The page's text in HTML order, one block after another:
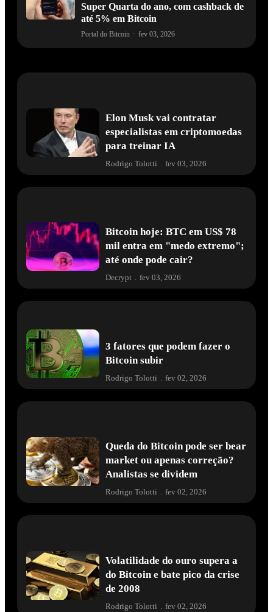
Super Quarta do ano, com cashback de
até 5% em Bitcoin
Portal do Bitcoin · fev 03, 2026
Elon Musk vai contratar
especialistas em criptomoedas
para treinar IA
Rodrigo Tolotti fev 03, 2026
Bitcoin hoje: BTC em US$ 78
mil entra em "medo extremo";
até onde pode cair?
Decrypt . fev 03, 2026
3 fatores que podem fazer o
Bitcoin subir
Rodrigo Tolotti fev 02, 2026
Queda do Bitcoin pode ser bear
market ou apenas correção?
Analistas se dividem
Rodrigo Tolotti . fev 02, 2026
Volatilidade do ouro supera a
do Bitcoin e bate pico da crise
de 2008
Rodrigo Tolotti . fev 02, 2026